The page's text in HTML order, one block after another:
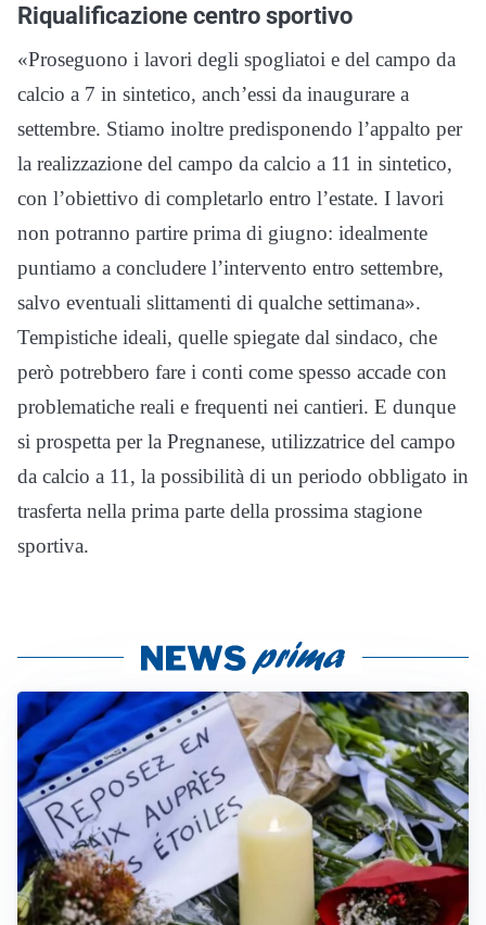
Riqualificazione centro sportivo
«Proseguono i lavori degli spogliatoi e del campo da
calcio a 7 in sintetico, anch’essi da inaugurare a
settembre. Stiamo inoltre predisponendo l’appalto per
la realizzazione del campo da calcio a 11 in sintetico,
con l’obiettivo di completarlo entro l’estate. I lavori
non potranno partire prima di giugno: idealmente
puntiamo a concludere l’intervento entro settembre,
salvo eventuali slittamenti di qualche settimana».
Tempistiche ideali, quelle spiegate dal sindaco, che
però potrebbero fare i conti come spesso accade con
problematiche reali e frequenti nei cantieri. E dunque
si prospetta per la Pregnanese, utilizzatrice del campo
da calcio a 11, la possibilità di un periodo obbligato in
trasferta nella prima parte della prossima stagione
sportiva.